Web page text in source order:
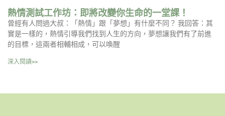
熱情測試工作坊：即將改變你生命的一堂課！
曾經有人問過大叔：「熱情」跟「夢想」有什麼不同？ 我回答：其
實是一樣的，熱情引導我們找到人生的方向，夢想讓我們有了前進
的目標，這兩者相輔相成，可以喚醒
深入閱讀>>